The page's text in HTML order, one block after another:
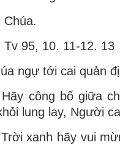
Tv 95, 10. 11-12. 13
ngự tới cai quản
công bố giữa
lung lay, Người
xanh hãy vui